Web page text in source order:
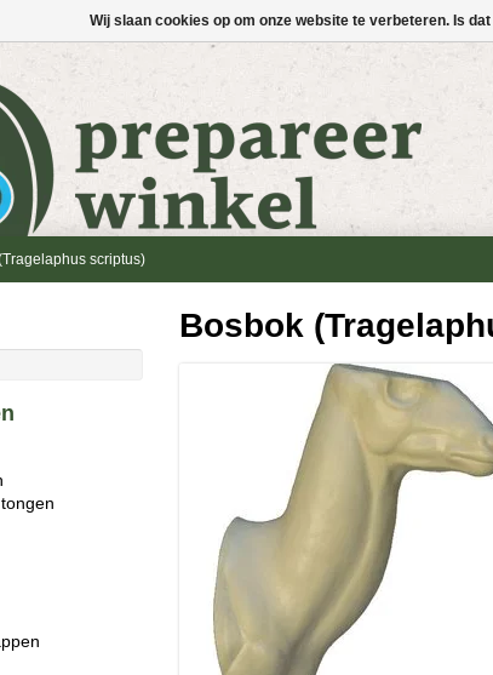
scriptus)
Bosbok
Wij slaan cookies op om onze website te verbeteren. Is